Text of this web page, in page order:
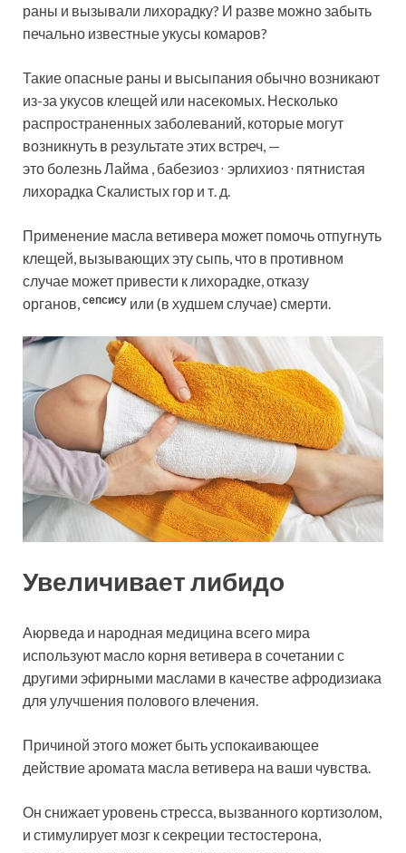
раны и вызывали лихорадку? И разве можно забыть
печально известные укусы комаров?
Такие опасные раны и высыпания обычно возникают
из-за укусов клещей или насекомых. Несколько
распространенных заболеваний, которые могут
возникнуть в результате этих встреч, —
это болезнь Лайма , бабезиоз эрлихиоз пятнистая
лихорадка Скалистых гор и т. д.
Применение масла ветивера может помочь отпугнуть
клещей, вызывающих эту сыпь, что в противном
случае может привести к лихорадке, отказу
органов, сепсису или (в худшем случае) смерти.
Увеличивает либидо
Аюрведа и народная медицина всего мира
используют масло корня ветивера в сочетании с
другими эфирными маслами в качестве афродизиака
для улучшения полового влечения.
Причиной этого может быть успокаивающее
действие аромата масла ветивера на ваши чувства.
Он снижает уровень стресса, вызванного кортизолом,
и стимулирует мозг к секреции тестостерона,